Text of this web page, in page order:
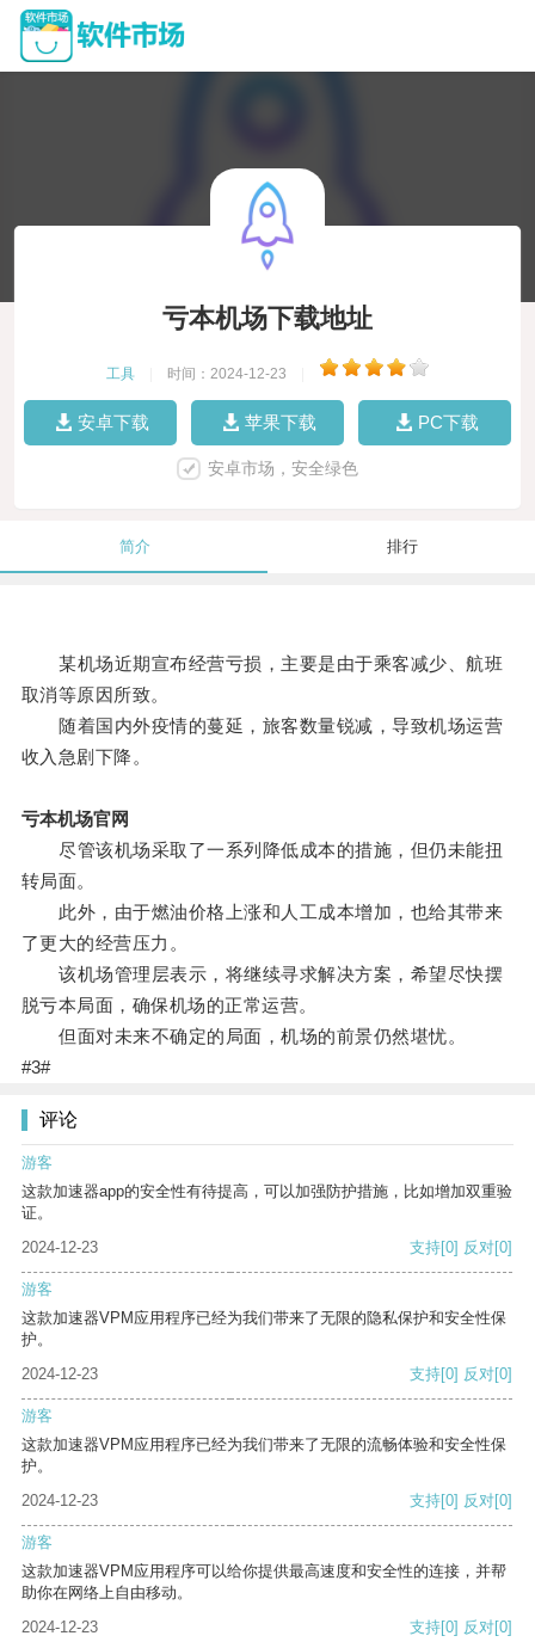
亏本机场下载地址
工具 时间：2024-12-23
安卓下载 苹果下载 PC下载
安卓市场，安全绿色
简介 排行
某机场近期宣布经营亏损，主要是由于乘客减少、航班
取消等原因所致。
随着国内外疫情的蔓延，旅客数量锐减，导致机场运营
收入急剧下降。
亏本机场官网
尽管该机场采取了一系列降低成本的措施，但仍未能扭
转局面。
此外，由于燃油价格上涨和人工成本增加，也给其带来
了更大的经营压力。
该机场管理层表示，将继续寻求解决方案，希望尽快摆
脱亏本局面，确保机场的正常运营。
但面对未来不确定的局面，机场的前景仍然堪忧。
#3#
评论
游客
这款加速器app的安全性有待提高，可以加强防护措施，比如增加双重验
证。
2024-12-23
支持[0] 反对[0]
游客
这款加速器VPM应用程序已经为我们带来了无限的隐私保护和安全性保
护。
2024-12-23
支持[0] 反对[0]
游客
这款加速器VPM应用程序已经为我们带来了无限的流畅体验和安全性保
护。
2024-12-23
支持[0] 反对[0]
游客
这款加速器VPM应用程序可以给你提供最高速度和安全性的连接，并帮
助你在网络上自由移动。
2024-12-23
支持[0] 反对[0]